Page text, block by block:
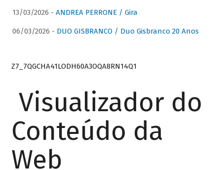
13/03/2026 - ANDREA PERRONE / Gira
06/03/2026 - DUO GISBRANCO / Duo Gisbranco 20 Anos
Z7_7QGCHA41LODH60A3OQA8RN14Q1
Visualizador do
Conteúdo da
Web